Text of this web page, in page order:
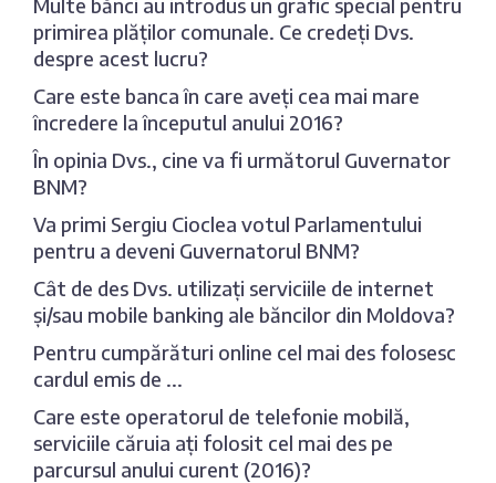
primirea plăților comunale. Ce credeți Dvs.
despre acest lucru?
Care este banca în care aveți cea mai mare
încredere la începutul anului 2016?
În opinia Dvs., cine va fi următorul Guvernator
BNM?
Va primi Sergiu Cioclea votul Parlamentului
pentru a deveni Guvernatorul BNM?
Cât de des Dvs. utilizați serviciile de internet
și/sau mobile banking ale băncilor din Moldova?
Pentru cumpărături online cel mai des folosesc
cardul emis de ...
Care este operatorul de telefonie mobilă,
serviciile căruia ați folosit cel mai des pe
parcursul anului curent (2016)?